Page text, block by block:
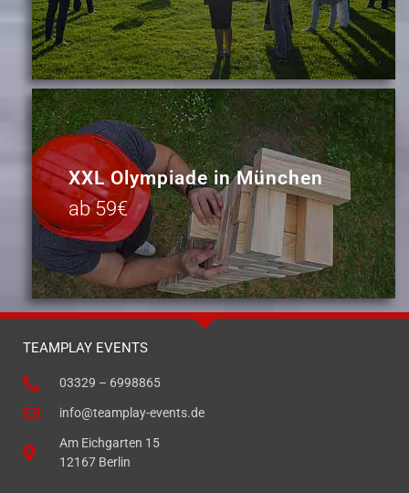
XXL Olympiade in München
ab 59€
TEAMPLAY EVENTS
03329 – 6998865
info@teamplay-events.de
Am Eichgarten 15
12167 Berlin